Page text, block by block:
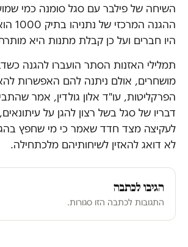
השיחה של פילבר עם סגל סומנה כמי
ההגנה
היו חברים ועל כן קבלת מתנות היא
תמלילי האזנות הסתר הועברו להגנה
מושחרים, אולם ניתנה להם האפשרות
הפרקליטות, עו"ד אלון גולדין, אמר
דבריו של סגל בשל רצון להגן על עיתונאים,
לעקיצה מצד חדד שאמר כי מי שחפץ
לא דואג להאזין לשיחותיהם מלכתחילה.
הגיבו לכתבה
התגובות לכתבה הזו סגורות.